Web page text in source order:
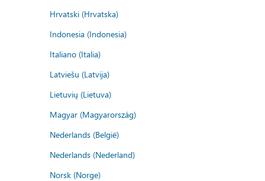
Hrvatski (Hrvatska)
Indonesia (Indonesia)
Italiano (Italia)
Latviešu (Latvija)
Lietuvių (Lietuva)
Magyar (Magyarország)
Nederlands (België)
Nederlands (Nederland)
Norsk (Norge)